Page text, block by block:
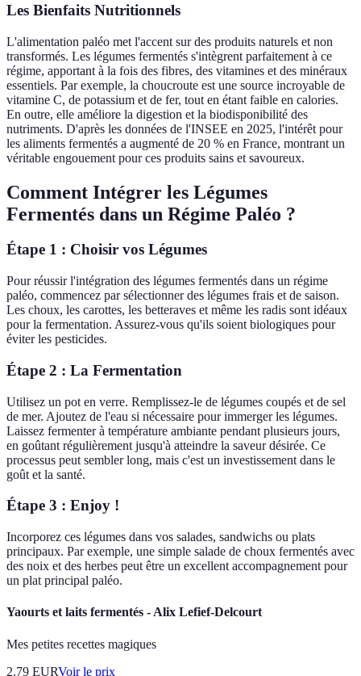
Les Bienfaits Nutritionnels
L'alimentation paléo met l'accent sur des produits naturels et non
transformés. Les légumes fermentés s'intègrent parfaitement à ce
régime, apportant à la fois des fibres, des vitamines et des minéraux
essentiels. Par exemple, la choucroute est une source incroyable de
vitamine C, de potassium et de fer, tout en étant faible en calories.
En outre, elle améliore la digestion et la biodisponibilité des
nutriments. D'après les données de l'INSEE en 2025, l'intérêt pour
les aliments fermentés a augmenté de 20 % en France, montrant un
véritable engouement pour ces produits sains et savoureux.
Comment Intégrer les Légumes
Fermentés dans un Régime Paléo ?
Étape 1 : Choisir vos Légumes
Pour réussir l'intégration des légumes fermentés dans un régime
paléo, commencez par sélectionner des légumes frais et de saison.
Les choux, les carottes, les betteraves et même les radis sont idéaux
pour la fermentation. Assurez-vous qu'ils soient biologiques pour
éviter les pesticides.
Étape 2 : La Fermentation
Utilisez un pot en verre. Remplissez-le de légumes coupés et de sel
de mer. Ajoutez de l'eau si nécessaire pour immerger les légumes.
Laissez fermenter à température ambiante pendant plusieurs jours,
en goûtant régulièrement jusqu'à atteindre la saveur désirée. Ce
processus peut sembler long, mais c'est un investissement dans le
goût et la santé.
Étape 3 : Enjoy !
Incorporez ces légumes dans vos salades, sandwichs ou plats
principaux. Par exemple, une simple salade de choux fermentés avec
des noix et des herbes peut être un excellent accompagnement pour
un plat principal paléo.
Yaourts et laits fermentés - Alix Lefief-Delcourt
Mes petites recettes magiques
2.79 EURVoir le prix